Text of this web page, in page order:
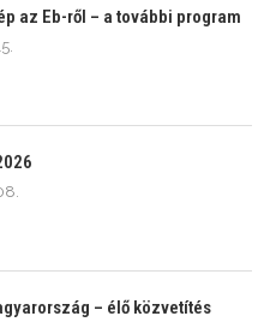
az Eb-ről – a további program
– élő közvetítés